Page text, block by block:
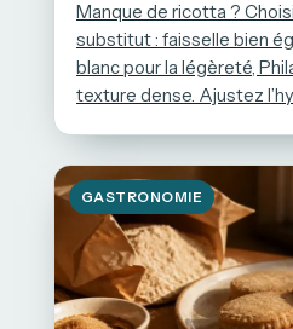
Manque de ricotta ?
substitut : faisselle bien
blanc pour la légèreté,
texture dense. Ajustez
GASTRONOMIE